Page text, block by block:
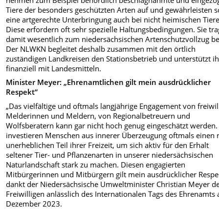
Tiere der besonders geschützten Arten auf und gewährleisten
eine artgerechte Unterbringung auch bei nicht heimischen
Diese erfordern oft sehr spezielle Haltungsbedingungen. Sie
damit wesentlich zum niedersächsischen Artenschutzvollzug
Der NLWKN begleitet deshalb zusammen mit den örtlich
zuständigen Landkreisen den Stationsbetrieb und unterstützt
finanziell mit Landesmitteln.
Minister Meyer: „Ehrenamtlichen gilt mein ausdrücklicher
Respekt“
„Das vielfältige und oftmals langjährige Engagement von
Melderinnen und Meldern, von Regionalbetreuern und
Wolfsberatern kann gar nicht hoch genug eingeschätzt
investieren Menschen aus innerer Überzeugung oftmals einen
unerheblichen Teil ihrer Freizeit, um sich aktiv für den Erhalt
seltener Tier- und Pflanzenarten in unserer niedersächsischen
Naturlandschaft stark zu machen. Diesen engagierten
Mitbürgerinnen und Mitbürgern gilt mein ausdrücklicher
dankt der Niedersächsische Umweltminister Christian Meyer
Freiwilligen anlässlich des Internationalen Tags des Ehrenamts
Dezember 2023.